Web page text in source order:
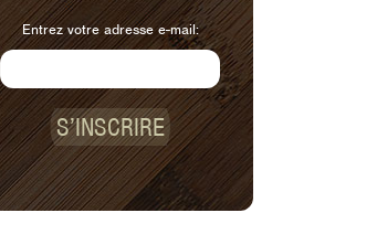
Entrez votre adresse e-mail:
S’INSCRIRE